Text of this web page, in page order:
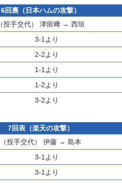
6回裏（日本ハムの攻撃）
（投手交代） 津留﨑 → 西垣
3-1より
2-2より
1-1より
1-2より
3-2より
7回表（楽天の攻撃）
（投手交代） 伊藤 → 島本
3-1より
3-1より